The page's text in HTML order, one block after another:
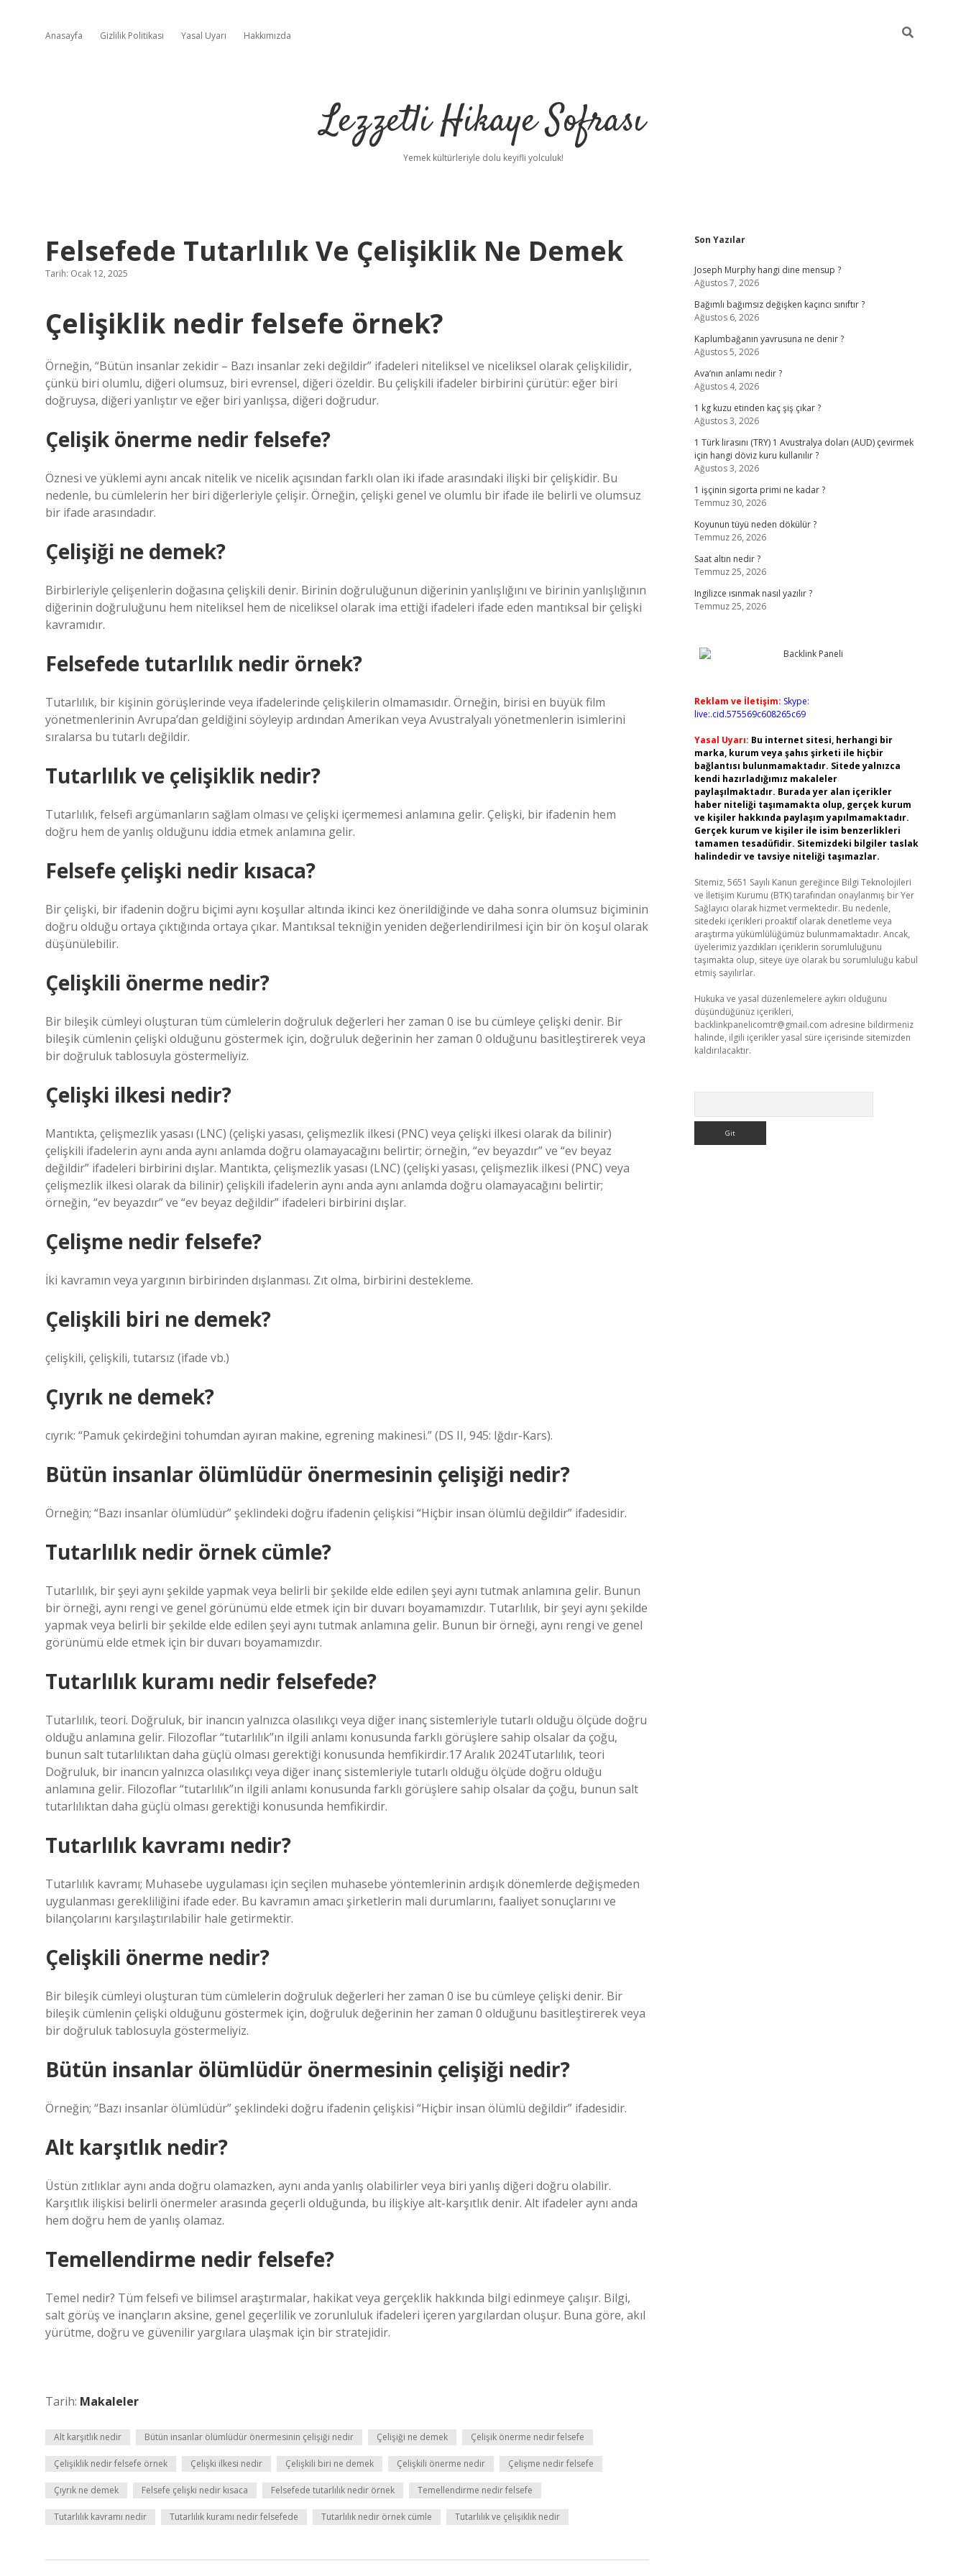
Anasayfa Gizlilik Politikası Yasal Uyarı Hakkımızda
Lezzetli Hikaye Sofrası
Yemek kültürleriyle dolu keyifli yolculuk!
Felsefede Tutarlılık Ve Çelişiklik Ne Demek
Tarih: Ocak 12, 2025
Çelişiklik nedir felsefe örnek?
Örneğin, “Bütün insanlar zekidir – Bazı insanlar zeki değildir” ifadeleri niteliksel ve niceliksel olarak çelişkilidir,
çünkü biri olumlu, diğeri olumsuz, biri evrensel, diğeri özeldir. Bu çelişkili ifadeler birbirini çürütür: eğer biri
doğruysa, diğeri yanlıştır ve eğer biri yanlışsa, diğeri doğrudur.
Çelişik önerme nedir felsefe?
Öznesi ve yüklemi aynı ancak nitelik ve nicelik açısından farklı olan iki ifade arasındaki ilişki bir çelişkidir. Bu
nedenle, bu cümlelerin her biri diğerleriyle çelişir. Örneğin, çelişki genel ve olumlu bir ifade ile belirli ve olumsuz
bir ifade arasındadır.
Çelişiği ne demek?
Birbirleriyle çelişenlerin doğasına çelişkili denir. Birinin doğruluğunun diğerinin yanlışlığını ve birinin yanlışlığının
diğerinin doğruluğunu hem niteliksel hem de niceliksel olarak ima ettiği ifadeleri ifade eden mantıksal bir çelişki
kavramıdır.
Felsefede tutarlılık nedir örnek?
Tutarlılık, bir kişinin görüşlerinde veya ifadelerinde çelişkilerin olmamasıdır. Örneğin, birisi en büyük film
yönetmenlerinin Avrupa’dan geldiğini söyleyip ardından Amerikan veya Avustralyalı yönetmenlerin isimlerini
sıralarsa bu tutarlı değildir.
Tutarlılık ve çelişiklik nedir?
Tutarlılık, felsefi argümanların sağlam olması ve çelişki içermemesi anlamına gelir. Çelişki, bir ifadenin hem
doğru hem de yanlış olduğunu iddia etmek anlamına gelir.
Felsefe çelişki nedir kısaca?
Bir çelişki, bir ifadenin doğru biçimi aynı koşullar altında ikinci kez önerildiğinde ve daha sonra olumsuz biçiminin
doğru olduğu ortaya çıktığında ortaya çıkar. Mantıksal tekniğin yeniden değerlendirilmesi için bir ön koşul olarak
düşünülebilir.
Çelişkili önerme nedir?
Bir bileşik cümleyi oluşturan tüm cümlelerin doğruluk değerleri her zaman 0 ise bu cümleye çelişki denir. Bir
bileşik cümlenin çelişki olduğunu göstermek için, doğruluk değerinin her zaman 0 olduğunu basitleştirerek veya
bir doğruluk tablosuyla göstermeliyiz.
Çelişki ilkesi nedir?
Mantıkta, çelişmezlik yasası (LNC) (çelişki yasası, çelişmezlik ilkesi (PNC) veya çelişki ilkesi olarak da bilinir)
çelişkili ifadelerin aynı anda aynı anlamda doğru olamayacağını belirtir; örneğin, “ev beyazdır” ve “ev beyaz
değildir” ifadeleri birbirini dışlar. Mantıkta, çelişmezlik yasası (LNC) (çelişki yasası, çelişmezlik ilkesi (PNC) veya
çelişmezlik ilkesi olarak da bilinir) çelişkili ifadelerin aynı anda aynı anlamda doğru olamayacağını belirtir;
örneğin, “ev beyazdır” ve “ev beyaz değildir” ifadeleri birbirini dışlar.
Çelişme nedir felsefe?
İki kavramın veya yargının birbirinden dışlanması. Zıt olma, birbirini destekleme.
Çelişkili biri ne demek?
çelişkili, çelişkili, tutarsız (ifade vb.)
Çıyrık ne demek?
cıyrık: “Pamuk çekirdeğini tohumdan ayıran makine, egrening makinesi.” (DS II, 945: Iğdır-Kars).
Bütün insanlar ölümlüdür önermesinin çelişiği nedir?
Örneğin; “Bazı insanlar ölümlüdür” şeklindeki doğru ifadenin çelişkisi “Hiçbir insan ölümlü değildir” ifadesidir.
Tutarlılık nedir örnek cümle?
Tutarlılık, bir şeyi aynı şekilde yapmak veya belirli bir şekilde elde edilen şeyi aynı tutmak anlamına gelir. Bunun
bir örneği, aynı rengi ve genel görünümü elde etmek için bir duvarı boyamamızdır. Tutarlılık, bir şeyi aynı şekilde
yapmak veya belirli bir şekilde elde edilen şeyi aynı tutmak anlamına gelir. Bunun bir örneği, aynı rengi ve genel
görünümü elde etmek için bir duvarı boyamamızdır.
Tutarlılık kuramı nedir felsefede?
Tutarlılık, teori. Doğruluk, bir inancın yalnızca olasılıkçı veya diğer inanç sistemleriyle tutarlı olduğu ölçüde doğru
olduğu anlamına gelir. Filozoflar “tutarlılık”ın ilgili anlamı konusunda farklı görüşlere sahip olsalar da çoğu,
bunun salt tutarlılıktan daha güçlü olması gerektiği konusunda hemfikirdir.17 Aralık 2024Tutarlılık, teori
Doğruluk, bir inancın yalnızca olasılıkçı veya diğer inanç sistemleriyle tutarlı olduğu ölçüde doğru olduğu
anlamına gelir. Filozoflar “tutarlılık”ın ilgili anlamı konusunda farklı görüşlere sahip olsalar da çoğu, bunun salt
tutarlılıktan daha güçlü olması gerektiği konusunda hemfikirdir.
Tutarlılık kavramı nedir?
Tutarlılık kavramı; Muhasebe uygulaması için seçilen muhasebe yöntemlerinin ardışık dönemlerde değişmeden
uygulanması gerekliliğini ifade eder. Bu kavramın amacı şirketlerin mali durumlarını, faaliyet sonuçlarını ve
bilançolarını karşılaştırılabilir hale getirmektir.
Çelişkili önerme nedir?
Bir bileşik cümleyi oluşturan tüm cümlelerin doğruluk değerleri her zaman 0 ise bu cümleye çelişki denir. Bir
bileşik cümlenin çelişki olduğunu göstermek için, doğruluk değerinin her zaman 0 olduğunu basitleştirerek veya
bir doğruluk tablosuyla göstermeliyiz.
Bütün insanlar ölümlüdür önermesinin çelişiği nedir?
Örneğin; “Bazı insanlar ölümlüdür” şeklindeki doğru ifadenin çelişkisi “Hiçbir insan ölümlü değildir” ifadesidir.
Alt karşıtlık nedir?
Üstün zıtlıklar aynı anda doğru olamazken, aynı anda yanlış olabilirler veya biri yanlış diğeri doğru olabilir.
Karşıtlık ilişkisi belirli önermeler arasında geçerli olduğunda, bu ilişkiye alt-karşıtlık denir. Alt ifadeler aynı anda
hem doğru hem de yanlış olamaz.
Temellendirme nedir felsefe?
Temel nedir? Tüm felsefi ve bilimsel araştırmalar, hakikat veya gerçeklik hakkında bilgi edinmeye çalışır. Bilgi,
salt görüş ve inançların aksine, genel geçerlilik ve zorunluluk ifadeleri içeren yargılardan oluşur. Buna göre, akıl
yürütme, doğru ve güvenilir yargılara ulaşmak için bir stratejidir.
Tarih: Makaleler
Alt karşıtlık nedir Bütün insanlar ölümlüdür önermesinin çelişiği nedir Çelişiği ne demek Çelişik önerme nedir felsefe
Çelişiklik nedir felsefe örnek Çelişki ilkesi nedir Çelişkili biri ne demek Çelişkili önerme nedir Çelişme nedir felsefe
Çıyrık ne demek Felsefe çelişki nedir kısaca Felsefede tutarlılık nedir örnek Temellendirme nedir felsefe
Tutarlılık kavramı nedir Tutarlılık kuramı nedir felsefede Tutarlılık nedir örnek cümle Tutarlılık ve çelişiklik nedir
Sidebar
Son Yazılar
Joseph Murphy hangi dine mensup ?
Ağustos 7, 2026
Bağımlı bağımsız değişken kaçıncı sınıftır ?
Ağustos 6, 2026
Kaplumbağanın yavrusuna ne denir ?
Ağustos 5, 2026
Ava’nın anlamı nedir ?
Ağustos 4, 2026
1 kg kuzu etinden kaç şiş çıkar ?
Ağustos 3, 2026
1 Türk lirasını (TRY) 1 Avustralya doları (AUD) çevirmek
için hangi döviz kuru kullanılır ?
Ağustos 3, 2026
1 işçinin sigorta primi ne kadar ?
Temmuz 30, 2026
Koyunun tüyü neden dökülür ?
Temmuz 26, 2026
Saat altın nedir ?
Temmuz 25, 2026
Ingilizce ısınmak nasıl yazılır ?
Temmuz 25, 2026
Reklam ve İletişim: Skype:
live:.cid.575569c608265c69
Yasal Uyarı: Bu internet sitesi, herhangi bir
marka, kurum veya şahıs şirketi ile hiçbir
bağlantısı bulunmamaktadır. Sitede yalnızca
kendi hazırladığımız makaleler
paylaşılmaktadır. Burada yer alan içerikler
haber niteliği taşımamakta olup, gerçek kurum
ve kişiler hakkında paylaşım yapılmamaktadır.
Gerçek kurum ve kişiler ile isim benzerlikleri
tamamen tesadüfidir. Sitemizdeki bilgiler taslak
halindedir ve tavsiye niteliği taşımazlar.
Sitemiz, 5651 Sayılı Kanun gereğince Bilgi Teknolojileri
ve İletişim Kurumu (BTK) tarafından onaylanmış bir Yer
Sağlayıcı olarak hizmet vermektedir. Bu nedenle,
sitedeki içerikleri proaktif olarak denetleme veya
araştırma yükümlülüğümüz bulunmamaktadır. Ancak,
üyelerimiz yazdıkları içeriklerin sorumluluğunu
taşımakta olup, siteye üye olarak bu sorumluluğu kabul
etmiş sayılırlar.
Hukuka ve yasal düzenlemelere aykırı olduğunu
düşündüğünüz içerikleri,
backlinkpanelicomtr@gmail.com adresine bildirmeniz
halinde, ilgili içerikler yasal süre içerisinde sitemizden
kaldırılacaktır.